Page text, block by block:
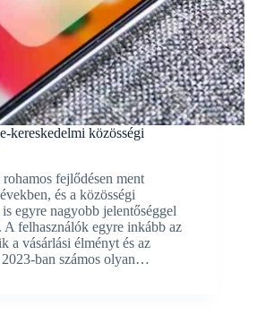
kereskedelmi közösségi
fejlődésen ment
és a közösségi
egyre nagyobb jelentőséggel
A felhasználók egyre inkább az
a vásárlási élményt és az
ban számos olyan…